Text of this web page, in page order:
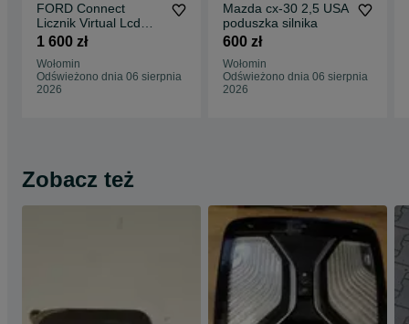
FORD Connect
Licznik Virtual Lcd
Nowy
1 600 zł
Wołomin
Odświeżono dnia 06 sierpnia
2026
Mazda cx-30 2,5 USA
poduszka silnika
600 zł
Wołomin
Odświeżono dnia 06 sierpnia
2026
Zobacz też